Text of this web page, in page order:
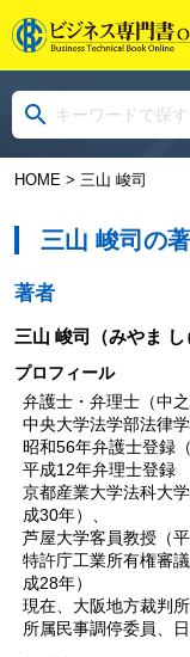
HOME> 三山 峻司
三山 峻司の
著者
三山 峻司 （みやま し
プロフィール
弁護士・弁理士（中
中央大学法学部法律
昭和56年弁護士登録
平成12年弁理士登録
京都産業大学法科大
成30年）、
芦屋大学客員教授（
特許庁工業所有権審
成28年）
現在、大阪地方裁判
所属民事調停委員、